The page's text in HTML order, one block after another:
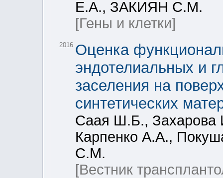
Е.А., ЗАКИЯН С.М.
[Гены и клетки]
2016 Оценка
эндотелиальных и
заселения на
синтетических
Саая Ш.Б.,
Карпенко А.А.,
С.М.
[Вестник